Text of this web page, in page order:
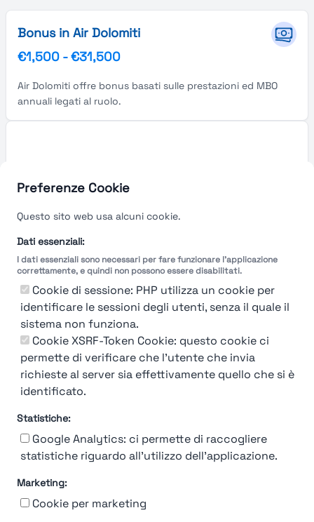
Preferenze Cookie
Questo sito web usa alcuni cookie.
Dati essenziali:
I dati essenziali sono necessari per fare funzionare l'applicazione
correttamente, e quindi non possono essere disabilitati.
Cookie di sessione: PHP utilizza un cookie per
identificare le sessioni degli utenti, senza il quale il
sistema non funziona.
Cookie XSRF-Token Cookie: questo cookie ci
permette di verificare che l'utente che invia
richieste al server sia effettivamente quello che si è
identificato.
Statistiche:
Google Analytics: ci permette di raccogliere
statistiche riguardo all'utilizzo dell'applicazione.
Marketing:
Cookie per marketing
Bonus in Air Dolomiti
€1,500 -€31,500
Air Dolomiti offre bonus basati sulle prestazioni ed MBO
annuali legati al ruolo.
You're Not logged in
LoginorIscrivitiper vedere
Termini e Condizioni